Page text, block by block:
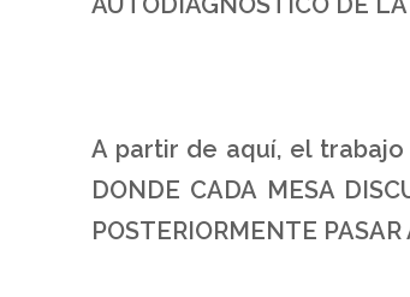
A partir de aquí, el trabajo
DONDE CADA MESA
POSTERIORMENTE